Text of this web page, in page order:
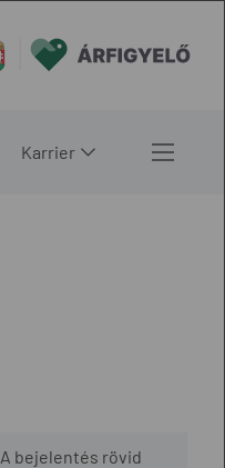
Karrier
A bejelentés rövid